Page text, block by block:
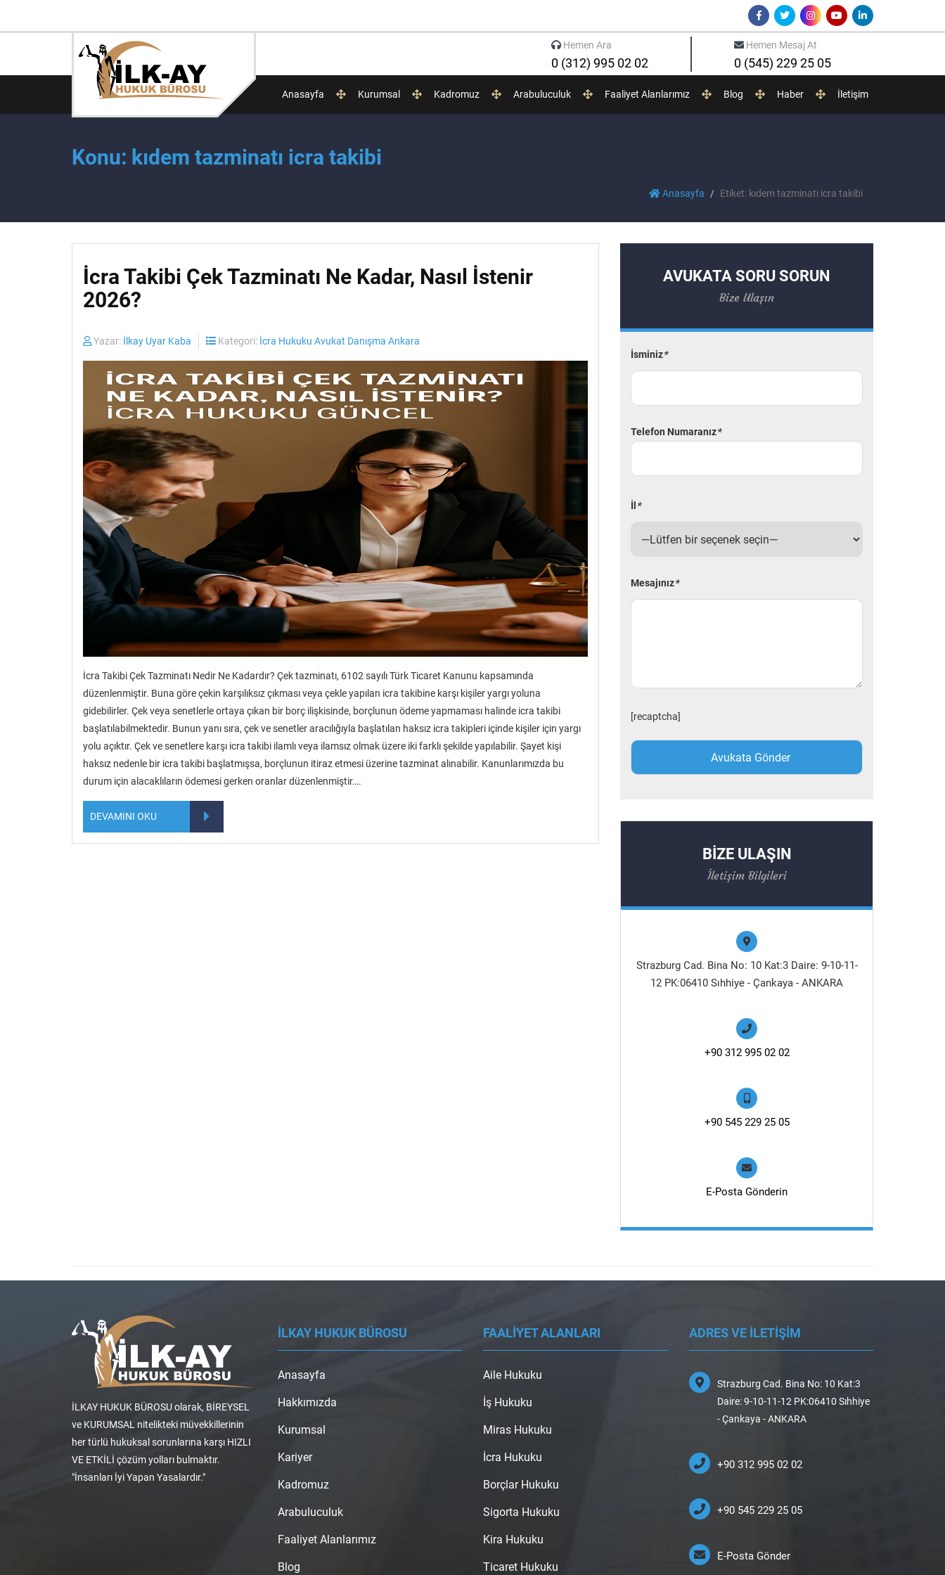
Hemen Ara
0 (312) 995 02 02
Hemen Mesaj At
0 (545) 229 25 05
Anasayfa Kurumsal Kadromuz Arabuluculuk Faaliyet Alanlarımız Blog Haber İletişim
Konu: kıdem tazminatı icra takibi
Anasayfa Etiket: kıdem tazminatı icra takibi
İcra Takibi Çek Tazminatı Ne Kadar, Nasıl İstenir
2026?
Yazar: İlkay Uyar Kaba Kategori: İcra Hukuku Avukat Danışma Ankara
İcra Takibi Çek Tazminatı Nedir Ne Kadardır? Çek tazminatı, 6102 sayılı Türk Ticaret Kanunu kapsamında
düzenlenmiştir. Buna göre çekin karşılıksız çıkması veya çekle yapılan icra takibine karşı kişiler yargı yoluna
gidebilirler. Çek veya senetlerle ortaya çıkan bir borç ilişkisinde, borçlunun ödeme yapmaması halinde icra takibi
başlatılabilmektedir. Bunun yanı sıra, çek ve senetler aracılığıyla başlatılan haksız icra takipleri içinde kişiler için yargı
yolu açıktır. Çek ve senetlere karşı icra takibi ilamlı veya ilamsız olmak üzere iki farklı şekilde yapılabilir. Şayet kişi
haksız nedenle bir icra takibi başlatmışsa, borçlunun itiraz etmesi üzerine tazminat alınabilir. Kanunlarımızda bu
durum için alacaklıların ödemesi gerken oranlar düzenlenmiştir….
DEVAMINI OKU
AVUKATA SORU SORUN
Bize Ulaşın
İsminiz*
Telefon Numaranız*
İl *
Mesajınız*
[recaptcha]
BİZE ULAŞIN
İletişim Bilgileri
Strazburg Cad. Bina No: 10 Kat:3 Daire: 9-10-11-
12 PK:06410 Sıhhiye - Çankaya - ANKARA
+90 312 995 02 02
+90 545 229 25 05
E-Posta Gönderin
İLKAY HUKUK BÜROSU olarak, BİREYSEL
ve KURUMSAL nitelikteki müvekkillerinin
her türlü hukuksal sorunlarına karşı HIZLI
VE ETKİLİ çözüm yolları bulmaktır.
"İnsanları İyi Yapan Yasalardır."
İLKAY HUKUK BÜROSU
Anasayfa
Hakkımızda
Kurumsal
Kariyer
Kadromuz
Arabuluculuk
Faaliyet Alanlarımız
Blog
FAALİYET ALANLARI
Aile Hukuku
İş Hukuku
Miras Hukuku
İcra Hukuku
Borçlar Hukuku
Sigorta Hukuku
Kira Hukuku
Ticaret Hukuku
ADRES VE İLETİŞİM
Strazburg Cad. Bina No: 10 Kat:3
Daire: 9-10-11-12 PK:06410 Sıhhiye
- Çankaya - ANKARA
+90 312 995 02 02
+90 545 229 25 05
E-Posta Gönder